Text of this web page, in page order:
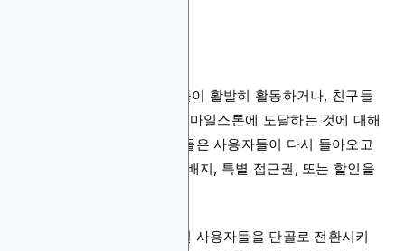
로열티 프로그램은 사용자들이 활발히 활동하거나, 친구들
을 추천하거나, 앱에서 특정 마일스톤에 도달하는 것에 대해
보상을 제공합니다. 브랜드들은 사용자들이 다시 돌아오고
소문을 퍼뜨리도록 포인트, 배지, 특별 접근권, 또는 할인을
이러한 프로그램들은 캐주얼 사용자들을 단골로 전환시키